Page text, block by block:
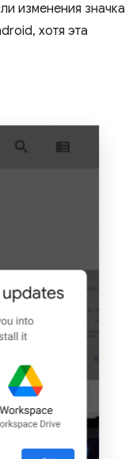
изменения значка
хотя эта